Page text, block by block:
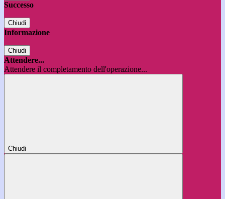
Successo
Chiudi
Informazione
Chiudi
Attendere...
Attendere il completamento dell'operazione...
Chiudi